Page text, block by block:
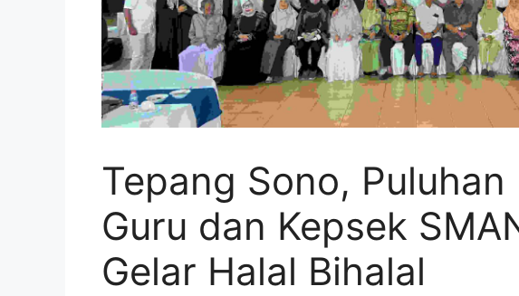
Tepang Sono, Puluhan
Guru dan Kepsek
Gelar Halal Bihalal